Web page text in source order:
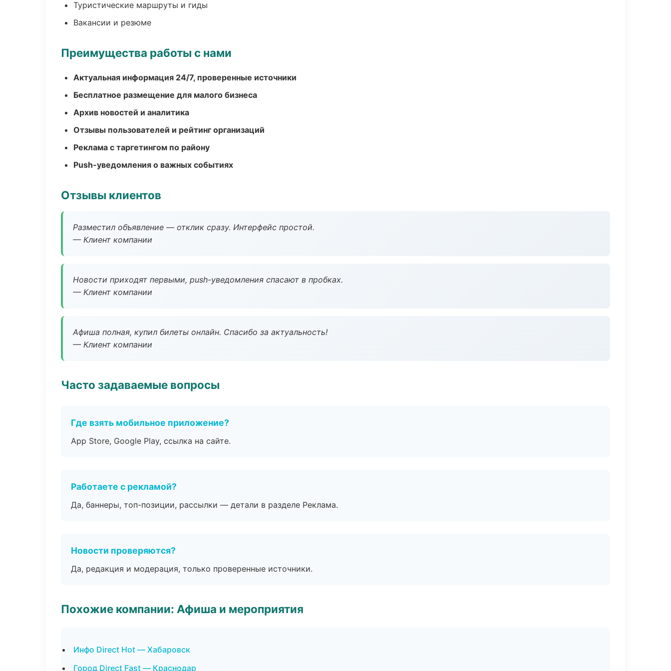
Туристические маршруты и гиды
Вакансии и резюме
Преимущества работы с нами
Актуальная информация 24/7, проверенные источники
Бесплатное размещение для малого бизнеса
Архив новостей и аналитика
Отзывы пользователей и рейтинг организаций
Реклама с таргетингом по району
Push-уведомления о важных событиях
Отзывы клиентов
Разместил объявление — отклик сразу. Интерфейс простой.
— Клиент компании
Новости приходят первыми, push-уведомления спасают в пробках.
— Клиент компании
Афиша полная, купил билеты онлайн. Спасибо за актуальность!
— Клиент компании
Часто задаваемые вопросы
Где взять мобильное приложение?
App Store, Google Play, ссылка на сайте.
Работаете с рекламой?
Да, баннеры, топ-позиции, рассылки — детали в разделе Реклама.
Новости проверяются?
Да, редакция и модерация, только проверенные источники.
Похожие компании: Афиша и мероприятия
Инфо Direct Hot — Хабаровск
Город Direct Fast — Краснодар